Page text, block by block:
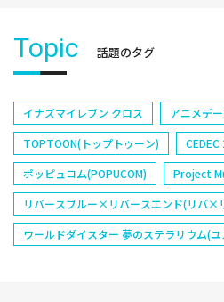
Topic 話題のタグ
イナズマイレブン クロス
アニメデ
TOPTOON(トップトゥーン)
ポッピュコム(POPUCOM)
Project
リバースブルー×リバースエンド(リバ×
ワールドダイスター 夢のステラリウム(